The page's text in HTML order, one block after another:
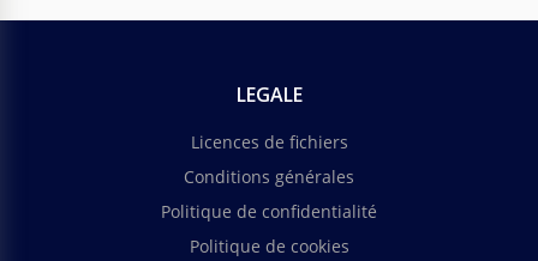
LEGALE
Licences de fichiers
Conditions générales
Politique de confidentialité
Politique de cookies